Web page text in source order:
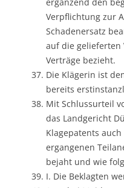
Verpflichtung zur
Schadenersatz
auf die gelieferten
Verträge bezieht.
Die Klägerin ist
bereits
Mit Schlussurteil
das Landgericht
Klagepatents
ergangenen
bejaht und wie
I. Die Beklagten